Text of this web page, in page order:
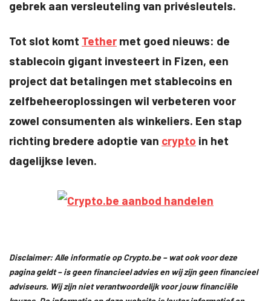
gebrek aan versleuteling van privésleutels.
Tot slot komt Tether met goed nieuws: de
stablecoin gigant investeert in Fizen, een
project dat betalingen met stablecoins en
zelfbeheeroplossingen wil verbeteren voor
zowel consumenten als winkeliers. Een stap
richting bredere adoptie van crypto in het
dagelijkse leven.
Disclaimer: Alle informatie op Crypto.be – wat ook voor deze
pagina geldt – is geen financieel advies en wij zijn geen financieel
adviseurs. Wij zijn niet verantwoordelijk voor jouw financiële